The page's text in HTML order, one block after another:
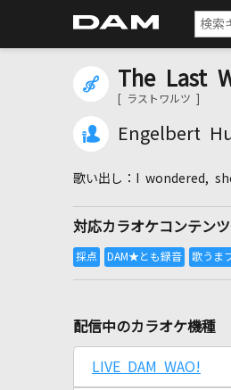
The Last
[ ラストワルツ ]
Engelbert
I wondered,
対応カラオケコンテンツ
配信中のカラオケ機種
LIVE DAM WAO!